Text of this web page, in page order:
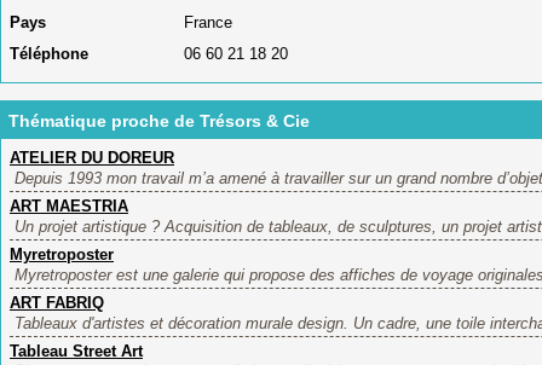
Pays
France
Téléphone
06 60 21 18 20
Thématique proche de Trésors & Cie
ATELIER DU DOREUR
Depuis 1993 mon travail m’a amené à travailler sur un grand nombre
ART MAESTRIA
Un projet artistique ? Acquisition de tableaux, de sculptures, un projet
Myretroposter
Myretroposter est une galerie qui propose des affiches de voyage
ART FABRIQ
Tableaux d'artistes et décoration murale design. Un cadre, une toile
Tableau Street Art